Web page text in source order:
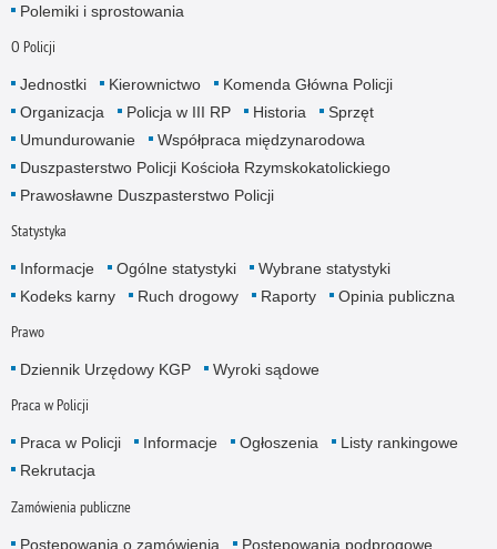
Polemiki i sprostowania
O Policji
Jednostki Kierownictwo
Komenda Główna Policji
Organizacja
Policja w III RP Historia
Sprzęt
Umundurowanie
Współpraca międzynarodowa
Duszpasterstwo Policji Kościoła Rzymskokatolickiego
Prawosławne Duszpasterstwo Policji
Statystyka
Informacje Ogólne statystyki
Wybrane statystyki
Kodeks karny
Ruch drogowy Raporty Opinia publiczna
Prawo
Dziennik Urzędowy KGP Wyroki sądowe
Praca w Policji
Praca w Policji Informacje Ogłoszenia
Listy rankingowe
Rekrutacja
Zamówienia publiczne
Postępowania o zamówienia
Postępowania podprogowe